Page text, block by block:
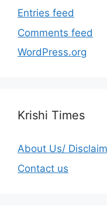
Entries feed
Comments feed
WordPress.org
Krishi Times
About Us/
Contact us